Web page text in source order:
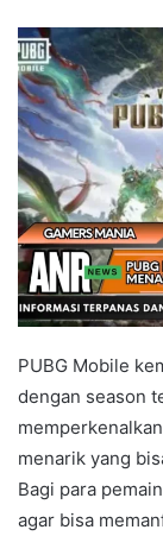
PUBG Mobile
dengan season
menarik yang
Bagi para
agar bisa